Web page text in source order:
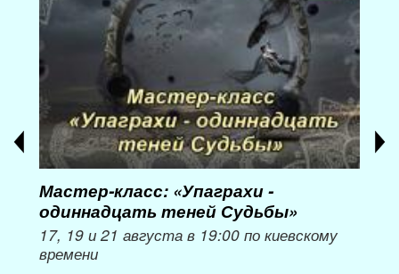
Мастер-класс: «Упаграхи -
одиннадцать теней Судьбы»
17, 19 и 21 августа в 19:00 по киевскому
времени